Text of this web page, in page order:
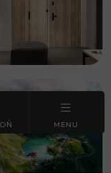
MENU